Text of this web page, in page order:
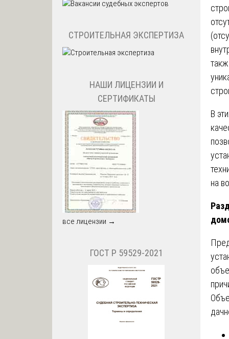
В
на
СТРОИТЕЛЬНАЯ ЭКСПЕРТИЗА
НАШИ ЛИЦЕНЗИИ И
СЕРТИФИКАТЫ
все лицензии →
ГОСТ Р 59529-2021